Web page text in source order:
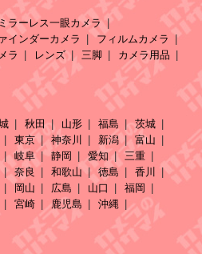
ミラーレス一眼カメラ
インダーカメラ
フィルムカメラ
ラ レンズ 三脚 カメラ用品
秋田 山形 福島
茨城
東京 神奈川 新潟
富山
岐阜 静岡 愛知
三重
奈良 和歌山 徳島
香川
岡山 広島 山口
福岡
宮崎 鹿児島 沖縄